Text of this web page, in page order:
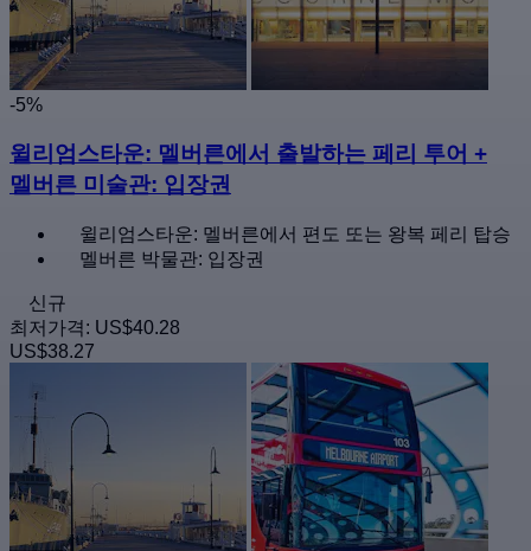
-5%
윌리엄스타운: 멜버른에서 출발하는 페리 투어 +
멜버른 미술관: 입장권
윌리엄스타운: 멜버른에서 편도 또는 왕복 페리 탑승
멜버른 박물관: 입장권
신규
최저가격: US$40.28
US$38.27